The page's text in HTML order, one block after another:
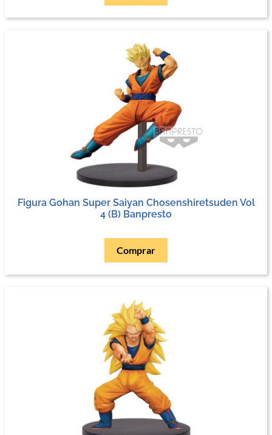
Figura Gohan Super Saiyan Chosenshiretsuden Vol
4 (B) Banpresto
Comprar